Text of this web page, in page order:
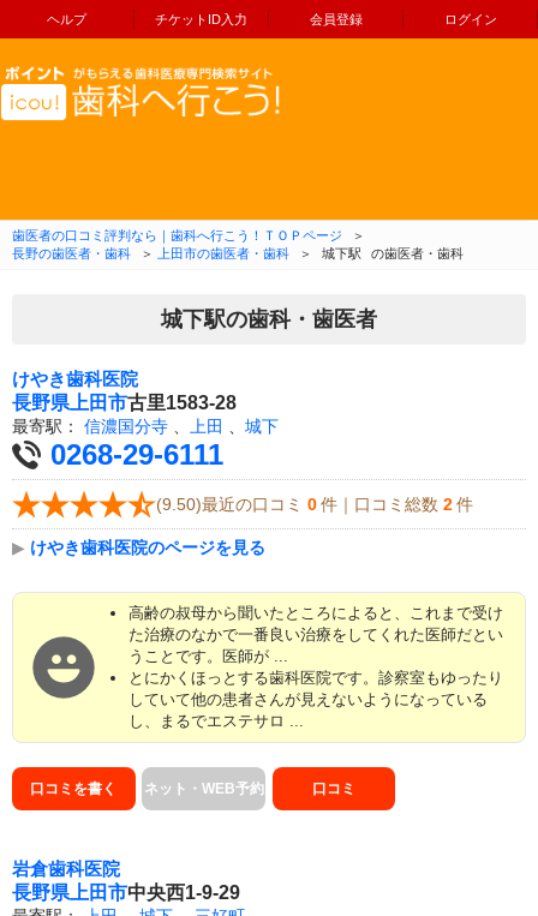
ヘルプ チケットID入力 会員登録 ログイン
コンテンツへ移動
歯医者の口コミ評判なら｜歯科へ行こう！ＴＯＰページ
＞
長野の歯医者・歯科
＞ 上田市の歯医者・歯科 ＞ 城下駅 の歯医者・歯科
城下駅の歯科・歯医者
けやき歯科医院
長野県 上田市古里1583-28
最寄駅： 信濃国分寺 上田 城下
0268-29-6111
(9.50)最近の口コミ 0 件｜口コミ総数 2 件
▶ けやき歯科医院のページを見る
高齢の叔母から聞いたところによると、これまで受け
た治療のなかで一番良い治療をしてくれた医師だとい
うことです。医師が ...
とにかくほっとする歯科医院です。診察室もゆったり
していて他の患者さんが見えないようになっている
し、まるでエステサロ ...
口コミを書く ネット・WEB予約 口コミ
岩倉歯科医院
長野県 上田市中央西1-9-29